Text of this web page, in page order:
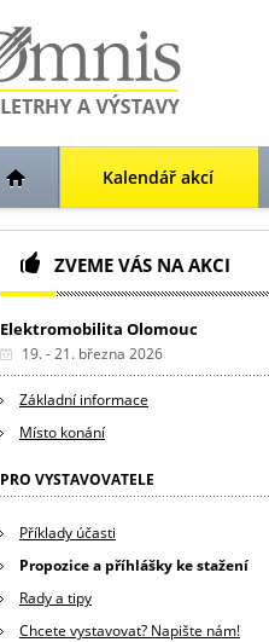
Kalendář akcí
ZVEME VÁS NA AKCI
Elektromobilita Olomouc
19. - 21. března 2026
Základní informace
Místo konání
PRO VYSTAVOVATELE
Příklady účasti
Propozice a příhlášky ke stažení
Rady a tipy
Chcete vystavovat? Napište nám!